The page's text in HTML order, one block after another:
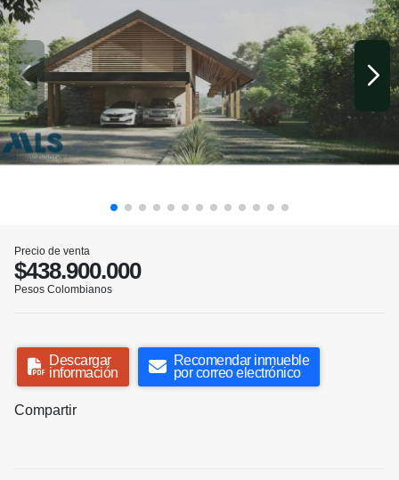
Precio de venta
$438.900.000
Pesos Colombianos
Descargar
información
Recomendar inmueble
por correo electrónico
Compartir